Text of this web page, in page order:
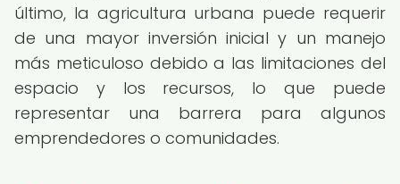
último, la agricultura urbana puede requerir
de una mayor inversión inicial y un manejo
más meticuloso debido a las limitaciones del
espacio y los recursos, lo que puede
representar una barrera para algunos
emprendedores o comunidades.